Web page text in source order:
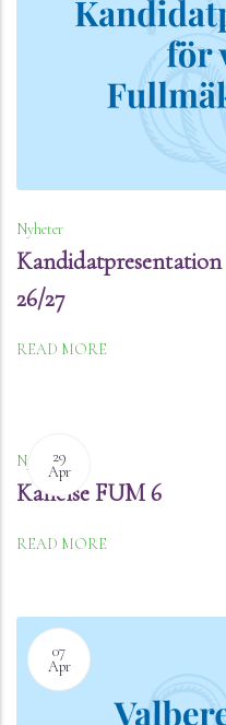
Nyheter
26/27
READ MORE
29
Apr
Nyheter
Kallelse FUM 6
READ MORE
07
Apr